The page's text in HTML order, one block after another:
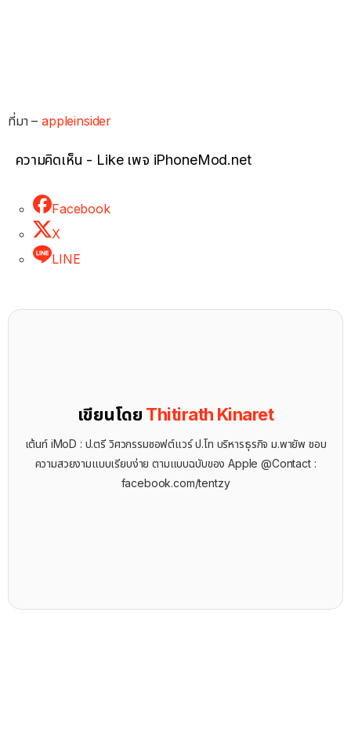
ที่มา –appleinsider
ความคิดเห็น - Like เพจ iPhoneMod.net
Facebook
X
LINE
เขียนโดย Thitirath Kinaret
เต้นท์ iMoD : ป.ตรี วิศวกรรมซอฟต์แวร์ ป.โท บริหารธุรกิจ ม.พายัพ ชอบ
ความสวยงามแบบเรียบง่าย ตามแบบฉบับของ Apple @Contact :
facebook.com/tentzy